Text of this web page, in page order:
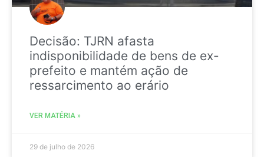
Decisão: TJRN afasta
indisponibilidade de bens de ex-
prefeito e mantém ação de
ressarcimento ao erário
VER MATÉRIA »
29 de julho de 2026